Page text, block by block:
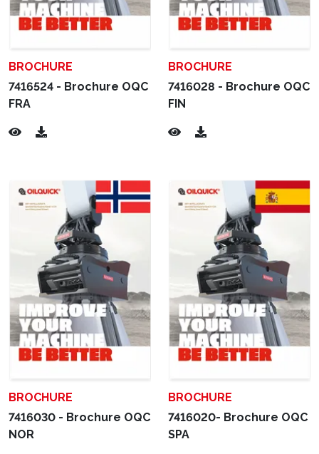
BROCHURE
7416524 - Brochure OQC
FRA
BROCHURE
7416028 - Brochure OQC
FIN
BROCHURE
7416030 - Brochure OQC
NOR
BROCHURE
7416020- Brochure OQC
SPA